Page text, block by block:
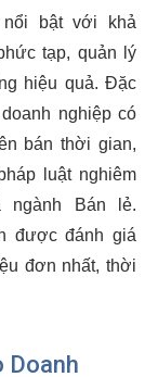
nổi bật với khả
tạp, quản lý
hiệu quả. Đặc
nghiệp có
bán thời gian,
luật nghiêm
Bán lẻ.
được đánh giá
đơn nhất, thời
Doanh